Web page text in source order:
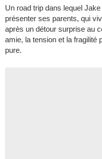
Un road trip dans lequel
présenter ses parents, qui
après un détour surprise au
amie, la tension et la fragilité
pure.